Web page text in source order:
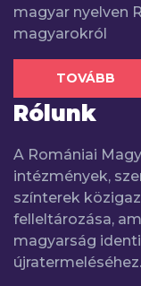
magyar nyelven
magyarokról
TOVÁBB
Rólunk
A Romániai
intézmények,
színterek
felleltározása,
magyarság
újratermeléséhez.